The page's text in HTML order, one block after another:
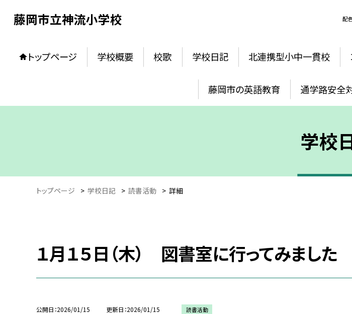
藤岡市立神流小学校 配
トップページ 学校概要 校歌 学校日記 北連携型小中一貫校
藤岡市の英語教育 通学路安全
学校
トップページ > 学校日記 > 読書活動 > 詳細
１月１５日（木） 図書室に行ってみました
公開日 2026/01/15 更新日 2026/01/15 読書活動